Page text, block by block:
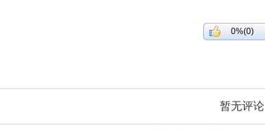
0%(0)
暂无评论